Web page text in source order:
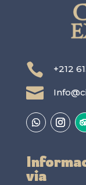
 +212

via